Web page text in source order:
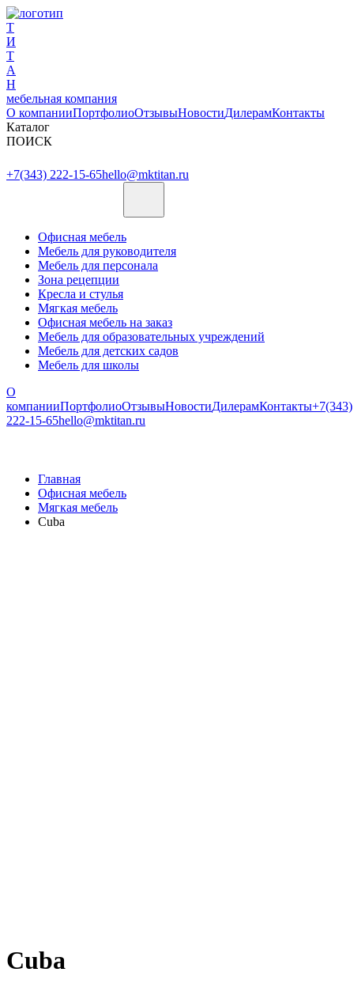
Т
И
Т
А
Н
мебельная компания
О компанииПортфолиоОтзывыНовостиДилерамКонтакты
Каталог
ПОИСК
+7(343) 222-15-65hello@mktitan.ru
Офисная мебель
Мебель для руководителя
Мебель для персонала
Зона рецепции
Кресла и стулья
Мягкая мебель
Офисная мебель на заказ
Мебель для образовательных учреждений
Мебель для детских садов
Мебель для школы
О
компанииПортфолиоОтзывыНовостиДилерамКонтакты+7(343)
222-15-65hello@mktitan.ru
Главная
Офисная мебель
Мягкая мебель
Cuba
Cuba